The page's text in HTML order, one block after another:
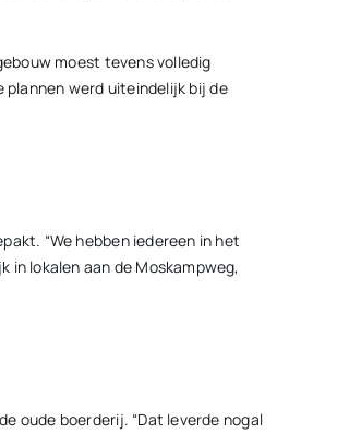
moest tevens volledig
plannen werd uiteindelijk bij de
“We hebben iedereen in het
lokalen aan de Moskampweg,
oude boerderij. “Dat leverde nogal